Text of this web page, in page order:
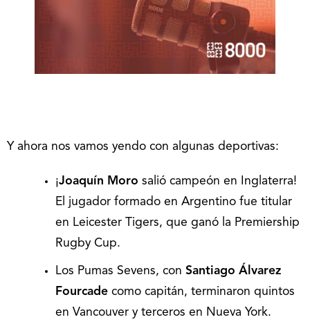
Y ahora nos vamos yendo con algunas deportivas:
¡Joaquín Moro salió campeón en Inglaterra!
El jugador formado en Argentino fue titular
en Leicester Tigers, que ganó la Premiership
Rugby Cup.
Los Pumas Sevens, con Santiago Álvarez
Fourcade como capitán, terminaron quintos
en Vancouver y terceros en Nueva York.